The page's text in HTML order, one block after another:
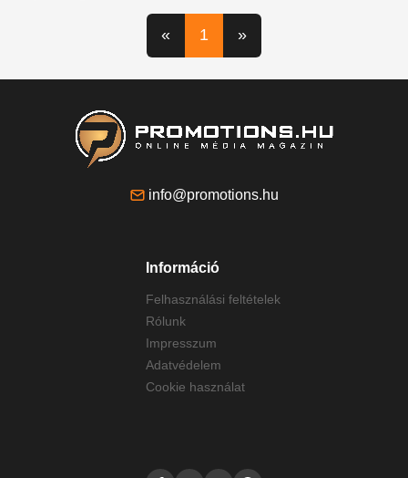
« 1 »
info@promotions.hu
Információ
Felhasználási feltételek
Rólunk
Impresszum
Adatvédelem
Cookie használat